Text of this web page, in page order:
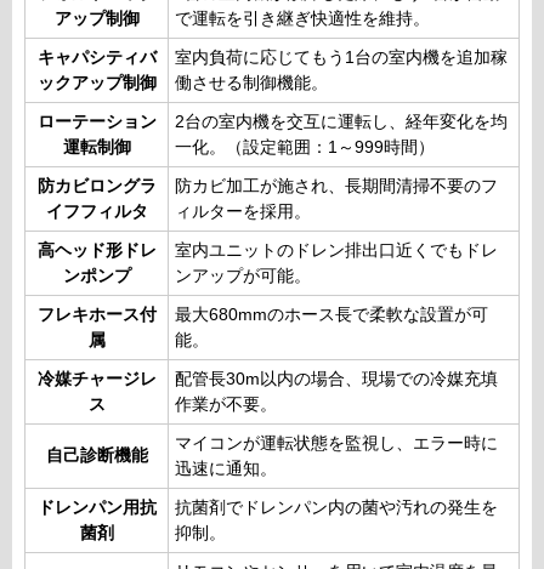
アップ制御
で運転を引き継ぎ快適性を維持。
キャパシティバ
ックアップ制御
室内負荷に応じてもう1台の室内機を追加稼
働させる制御機能。
ローテーション
運転制御
2台の室内機を交互に運転し、経年変化を均
一化。（設定範囲：1～999時間）
防カビロングラ
イフフィルタ
防カビ加工が施され、長期間清掃不要のフ
ィルターを採用。
高ヘッド形ドレ
ンポンプ
室内ユニットのドレン排出口近くでもドレ
ンアップが可能。
フレキホース付
属
最大680mmのホース長で柔軟な設置が可
能。
冷媒チャージレ
ス
配管長30m以内の場合、現場での冷媒充填
作業が不要。
自己診断機能
マイコンが運転状態を監視し、エラー時に
迅速に通知。
ドレンパン用抗
菌剤
抗菌剤でドレンパン内の菌や汚れの発生を
抑制。